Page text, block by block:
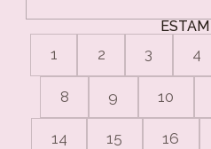
1 2 3 4
8 9 10
14 15 16